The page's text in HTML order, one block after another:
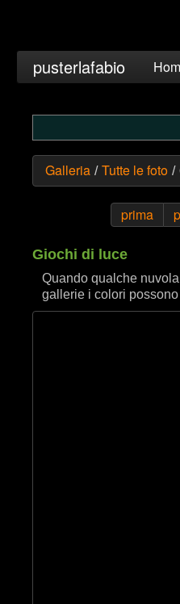
pusterlafabio
Galleria / Tutte le foto /
prima
Giochi di luce
Quando qualche
gallerie i colori